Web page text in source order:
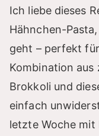
Ich liebe dieses
Hähnchen-
geht – perfekt
Kombination
Brokkoli und
einfach
letzte Woche mit